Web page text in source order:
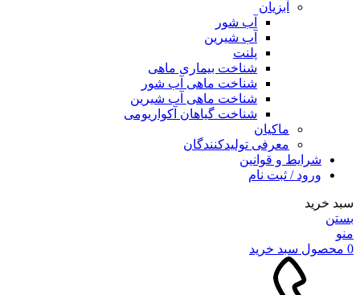
آبزیان
آب شور
آب شیرین
پلنت
شناخت بیماری ماهی
شناخت ماهی آب شور
شناخت ماهی آب شیرین
شناخت گیاهان آکواریومی
ماکیان
معرفی تولیدکنندگان
شرایط و قوانین
ورود / ثبت نام
سبد خرید
بستن
منو
0 محصول سبد خرید